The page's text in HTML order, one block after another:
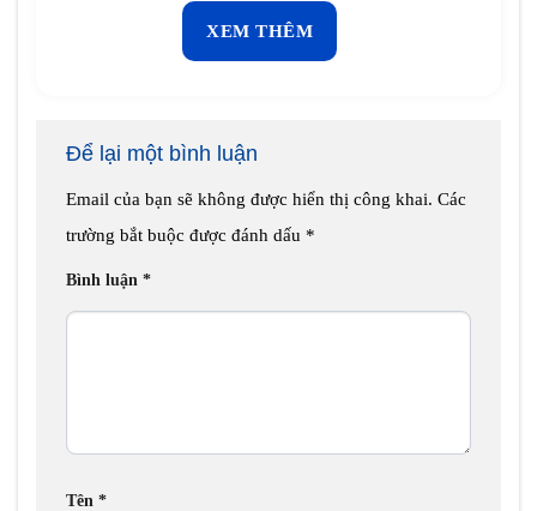
XEM THÊM
Để lại một bình luận
Email của bạn sẽ không được hiển thị công khai. Các
trường bắt buộc được đánh dấu *
Bình luận *
Tên *